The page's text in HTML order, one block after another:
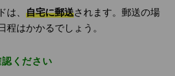
は、 自宅に郵送されます。郵送の場
程はかかるでしょう。
ください